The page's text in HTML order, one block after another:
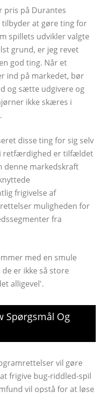
pris på Durantes
at gøre ting for
spillets udvikler valgte
grund, er jeg revet
god ting. Når et
ind på markedet, bør
og sætte udgivere og
ikke skæres i
disse ting for sig selv
retfærdighed er tilfældet
denne markedskraft
frigivelse af
muligheden for
fra
med en smule
er ikke så store
alligevel'.
Spørgsmål Og
vil gøre
frigive bug-riddled-spil
vil opstå for at løse